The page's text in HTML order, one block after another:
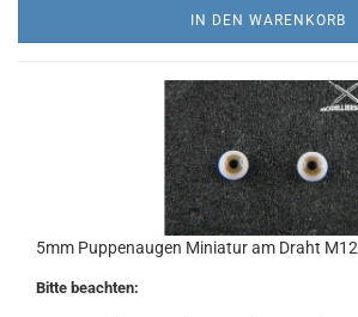
IN DEN WARENKORB
5mm Puppenaugen Miniatur am Draht M12
Bitte beachten: